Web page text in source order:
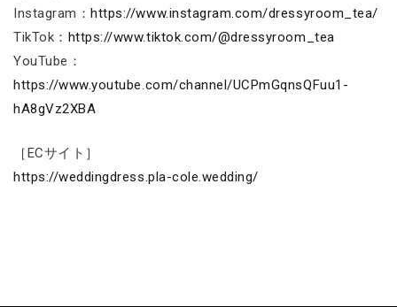
Instagram：https://www.instagram.com/dressyroom_tea/
TikTok： https://www.tiktok.com/@dressyroom_tea
YouTube：
https://www.youtube.com/channel/UCPmGqnsQFuu1-
hA8gVz2XBA
［ECサイト］
https://weddingdress.pla-cole.wedding/